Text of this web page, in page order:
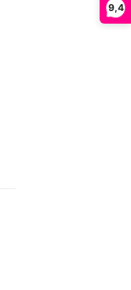
9,4